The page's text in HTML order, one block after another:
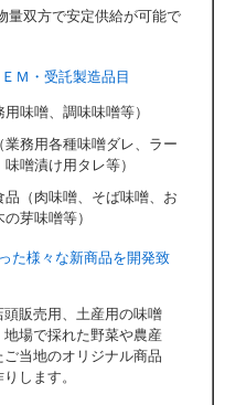
量双方で安定供給が可能で
Ｍ・受託製造品目
用味噌、調味味噌等）
業務用各種味噌ダレ、ラー
噌漬け用タレ等）
品（肉味噌、そば味噌、お
芽味噌等）
た様々な新商品を開発致
頭販売用、土産用の味噌
地場で採れた野菜や農産
ご当地のオリジナル商品
します。